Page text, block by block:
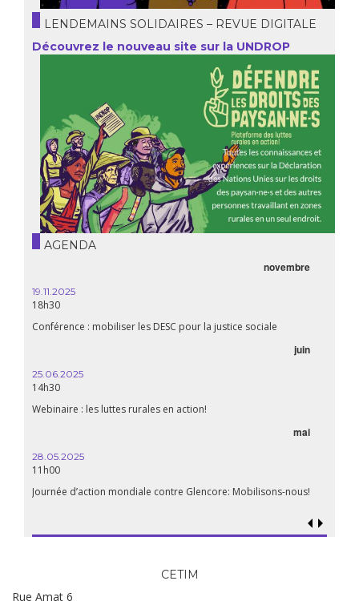
LENDEMAINS SOLIDAIRES – REVUE DIGITALE
Découvrez le nouveau site sur la UNDROP
AGENDA
novembre
19.11.2025
18h30
Conférence : mobiliser les DESC pour la justice sociale
juin
25.06.2025
14h30
Webinaire : les luttes rurales en action!
mai
28.05.2025
11h00
Journée d’action mondiale contre Glencore: Mobilisons-nous!
CETIM
Rue Amat 6